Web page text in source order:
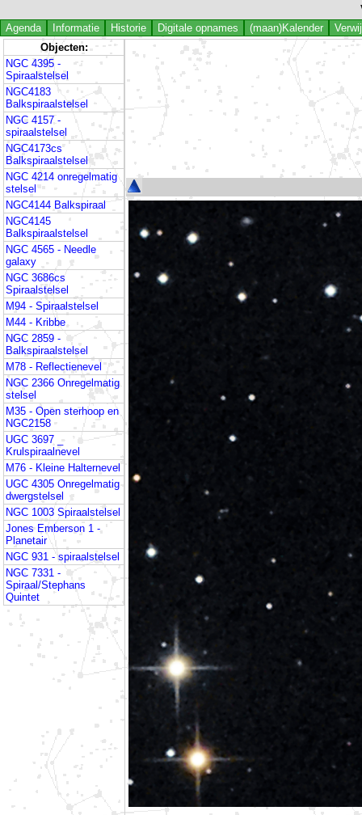
Agenda Informatie Historie Digitale opnames (maan)Kalender
Objecten:
NGC 4395 -
Spiraalstelsel
NGC4183
Balkspiraalstelsel
NGC 4157 -
spiraalstelsel
NGC4173cs
Balkspiraalstelsel
NGC 4214 onregelmatig
stelsel
NGC4144 Balkspiraal
NGC4145
Balkspiraalstelsel
NGC 4565 - Needle
galaxy
NGC 3686cs
Spiraalstelsel
M94 - Spiraalstelsel
M44 - Kribbe
NGC 2859 -
Balkspiraalstelsel
M78 - Reflectienevel
NGC 2366 Onregelmatig
stelsel
M35 - Open sterhoop en
NGC2158
UGC 3697 _
Krulspiraalnevel
M76 - Kleine Halternevel
UGC 4305 Onregelmatig
dwergstelsel
NGC 1003 Spiraalstelsel
Jones Emberson 1 -
Planetair
NGC 931 - spiraalstelsel
NGC 7331 -
Spiraal/Stephans
Quintet